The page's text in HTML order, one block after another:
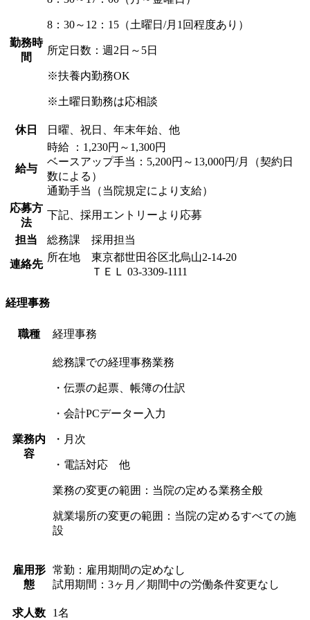
勤務時
間
8：30～12：15（土曜日/月1回程度あり）
所定日数：週2日～5日
※扶養内勤務OK
※土曜日勤務は応相談
休日 日曜、祝日、年末年始、他
給与
時給 ：1,230円～1,300円
ベースアップ手当：5,200円～13,000円/月（契約日
数による）
通勤手当（当院規定により支給）
応募方
法
下記、採用エントリーより応募
担当 総務課 採用担当
連絡先
所在地 東京都世田谷区北烏山2-14-20
ＴＥＬ 03-3309-1111
経理事務
職種 経理事務
業務内
容
総務課での経理事務業務
・伝票の起票、 帳簿の仕訳
・会計PCデーター入力
・月次
・電話対応 他
業務の変更の範囲：当院の定める業務全般
就業場所の変更の範囲：当院の定めるすべての施
設
雇用形
態
常勤：雇用期間の定めなし
試用期間： 3ヶ月／期間中の労働条件変更なし
求人数 1名